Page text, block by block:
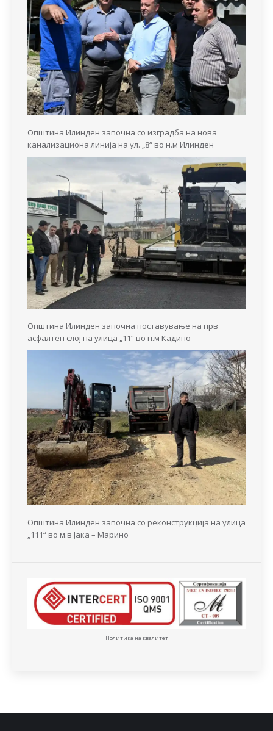
Општина Илинден започна со изградба на нова
канализациона линија на ул. „8“ во н.м Илинден
Општина Илинден започна поставување на прв
асфалтен слој на улица „11“ во н.м Кадино
Општина Илинден започна со реконструкција на улица
„111“ во м.в Јака – Марино
Политика на квалитет